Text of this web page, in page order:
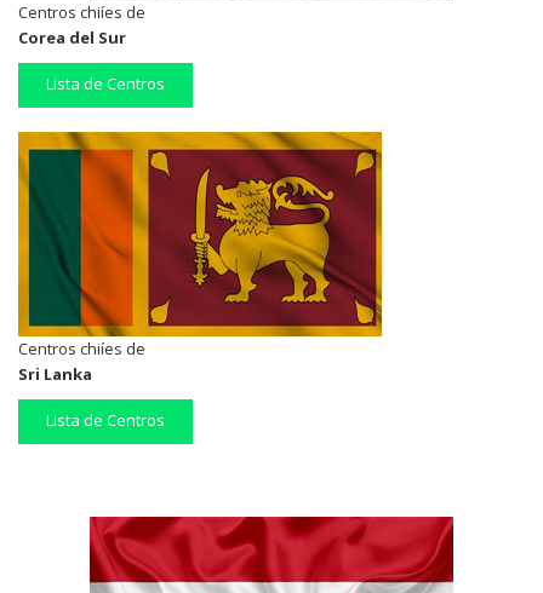
Centros chiíes de
Corea del Sur
Lista de Centros
Centros chiíes de
Sri Lanka
Lista de Centros